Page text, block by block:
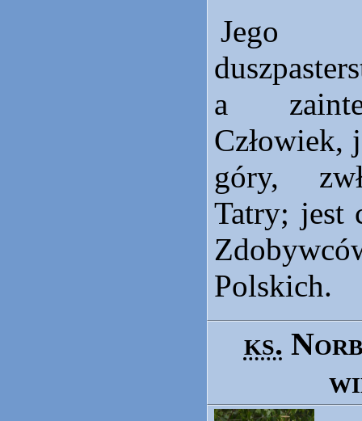
Jego
a
Człowiek,
góry,
Tatry; jest
Polskich.
ks.